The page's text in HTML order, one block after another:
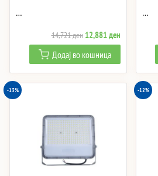
…
14,721ден Original
price
was:
14,721 ден.
12,881денCurrent
price
is:
12,881 ден.
Додај во кошница
…
-13% -12%